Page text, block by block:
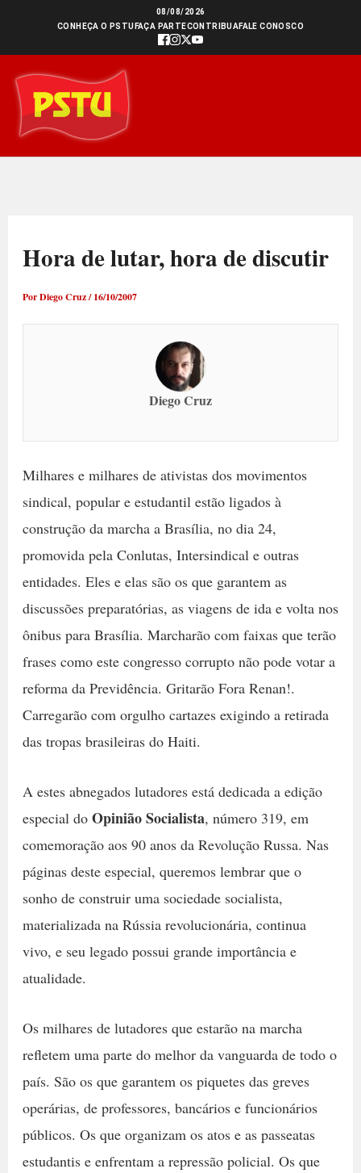
conteúdo
08/08/2026
CONHEÇA O PSTU FAÇA PARTECONTRIBUAFALE CONOSCO
Hora de lutar, hora de discutir
PorDiego Cruz/16/10/2007
Diego Cruz
Milhares e milhares de ativistas dos movimentos
sindical, popular e estudantil estão ligados à
construção da marcha a Brasília, no dia 24,
promovida pela Conlutas, Intersindical e outras
entidades. Eles e elas são os que garantem as
discussões preparatórias, as viagens de ida e volta nos
ônibus para Brasília. Marcharão com faixas que terão
frases como este congresso corrupto não pode votar a
reforma da Previdência. Gritarão Fora Renan!.
Carregarão com orgulho cartazes exigindo a retirada
das tropas brasileiras do Haiti.
A estes abnegados lutadores está dedicada a edição
especial do Opinião Socialista, número 319, em
comemoração aos 90 anos da Revolução Russa. Nas
páginas deste especial, queremos lembrar que o
sonho de construir uma sociedade socialista,
materializada na Rússia revolucionária, continua
vivo, e seu legado possui grande importância e
atualidade.
Os milhares de lutadores que estarão na marcha
refletem uma parte do melhor da vanguarda de todo o
país. São os que garantem os piquetes das greves
operárias, de professores, bancários e funcionários
públicos. Os que organizam os atos e as passeatas
estudantis e enfrentam a repressão policial. Os que